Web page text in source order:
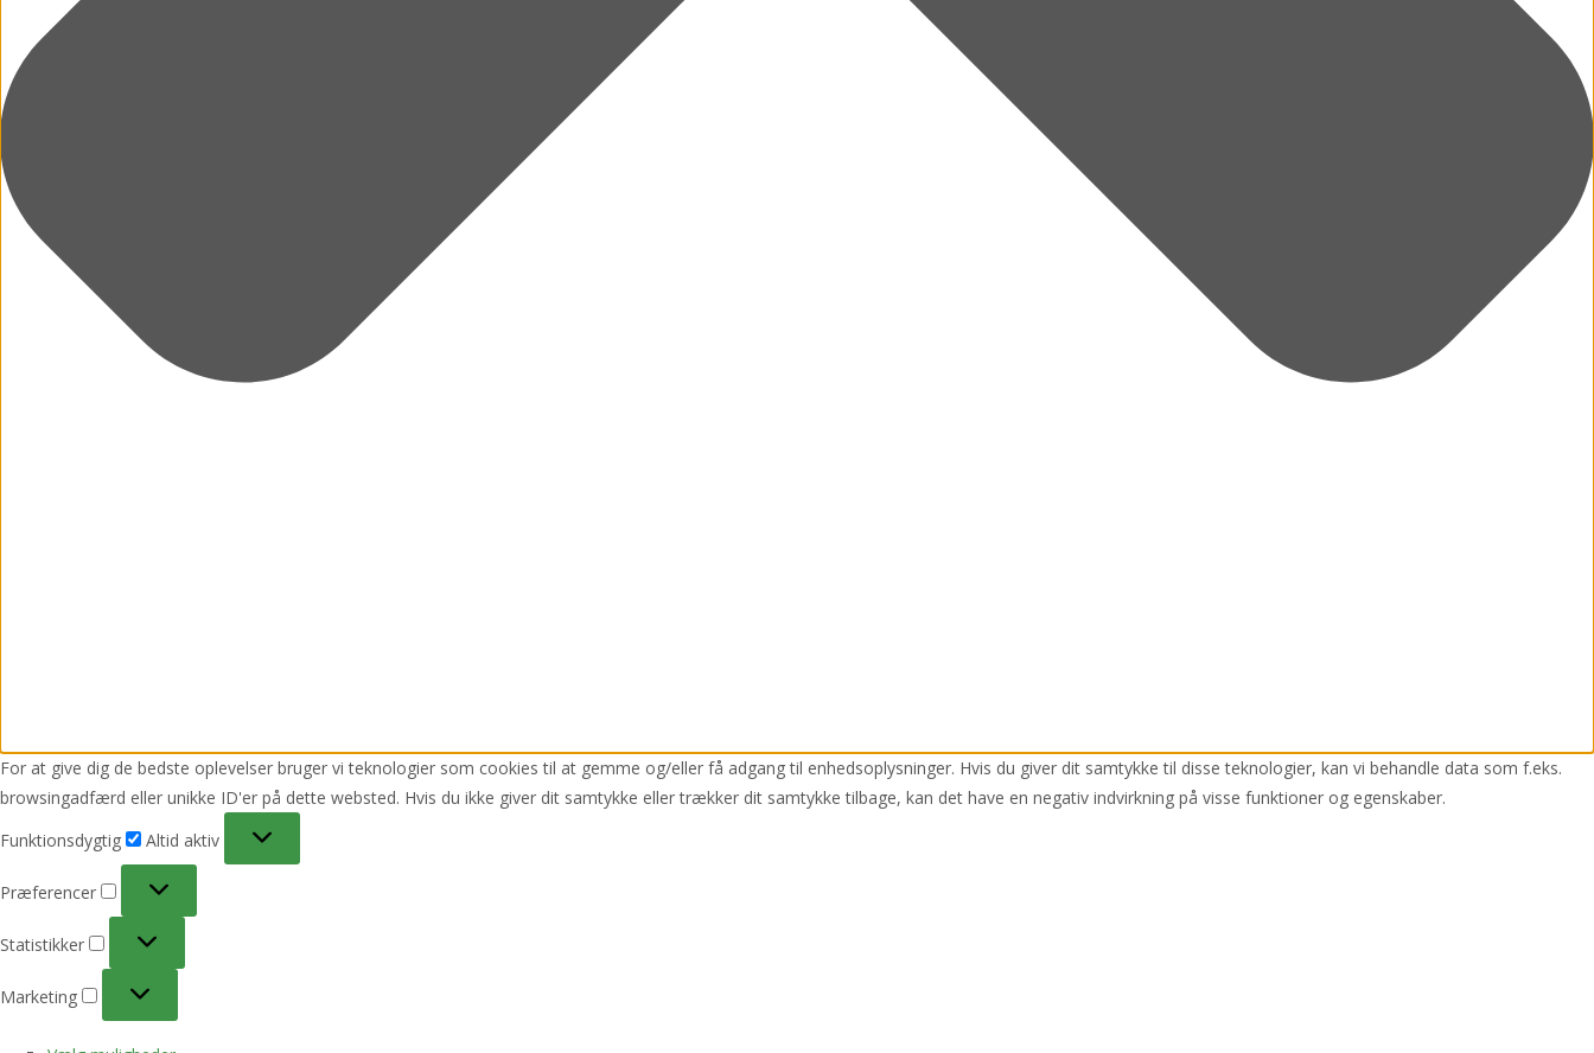
For at give dig de bedste oplevelser bruger vi teknologier som cookies til at gemme og/eller få adgang til enhedsoplysninger. Hvis du giver dit samtykke til disse teknologier, kan vi behandle data som f.eks.
browsingadfærd eller unikke ID'er på dette websted. Hvis du ikke giver dit samtykke eller trækker dit samtykke tilbage, kan det have en negativ indvirkning på visse funktioner og egenskaber.
Funktionsdygtig
Funktionsdygtig
Altid aktiv
Præferencer
Præferencer
Statistikker
Statistikker
Marketing
Marketing